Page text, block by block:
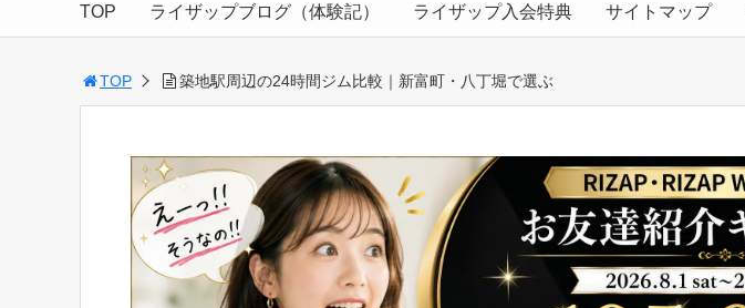
TOP ライザップブログ（体験記） ライザップ入会特典 サイトマップ
TOP 築地駅周辺の24時間ジム比較｜新富町・八丁堀で選ぶ